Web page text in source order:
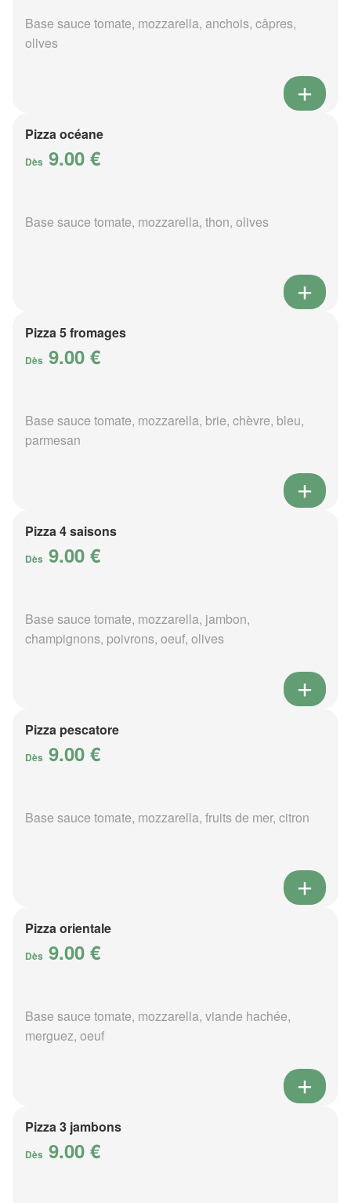
Base sauce tomate, mozzarella, anchois, câpres,
olives
Pizza océane
Dès 9.00 €
Base sauce tomate, mozzarella, thon, olives
Pizza 5 fromages
Dès 9.00 €
Base sauce tomate, mozzarella, brie, chèvre, bleu,
parmesan
Pizza 4 saisons
Dès 9.00 €
Base sauce tomate, mozzarella, jambon,
champignons, poivrons, oeuf, olives
Pizza pescatore
Dès 9.00 €
Base sauce tomate, mozzarella, fruits de mer, citron
Pizza orientale
Dès 9.00 €
Base sauce tomate, mozzarella, viande hachée,
merguez, oeuf
Pizza 3 jambons
Dès 9.00 €